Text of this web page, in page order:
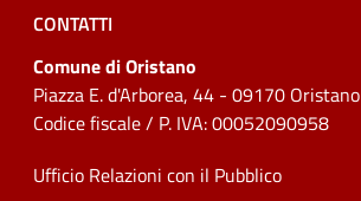
CONTATTI
Comune di Oristano
Piazza E. d'Arborea, 44 - 09170 Oristano
Codice fiscale / P. IVA: 00052090958
Ufficio Relazioni con il Pubblico